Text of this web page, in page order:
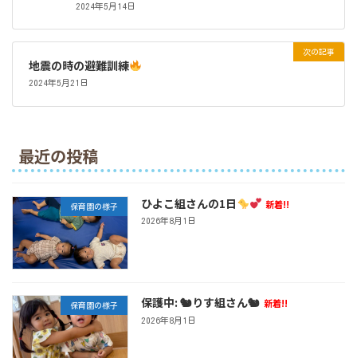
2024年5月14日
次の記事
地震の時の避難訓練
2024年5月21日
最近の投稿
保育園の様子 ひよこ組さんの1日 新着!!
2026年8月1日
保育園の様子 保護中: 🐿りす組さん🐿 新着!!
2026年8月1日